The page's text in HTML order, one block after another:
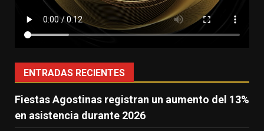
ENTRADAS RECIENTES
Fiestas Agostinas registran un aumento del 13%
en asistencia durante 2026